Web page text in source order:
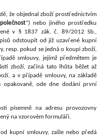
že objednal zboží prostřednictvím
“) nebo jiného prostředku
v § 1837 zák. č. 89/2012 Sb.,
odstoupit od již uzavřené kupní
resp. pokud se jedná o koupi zboží,
smlouvy, jejímž předmětem je
zboží, začíná tato lhůta běžet až
a v případě smlouvy, na základě
opakovaně, ode dne dodání první
písemně na adresu provozovny
na vzorovém formuláři.
kupní smlouvy, zašle nebo předá